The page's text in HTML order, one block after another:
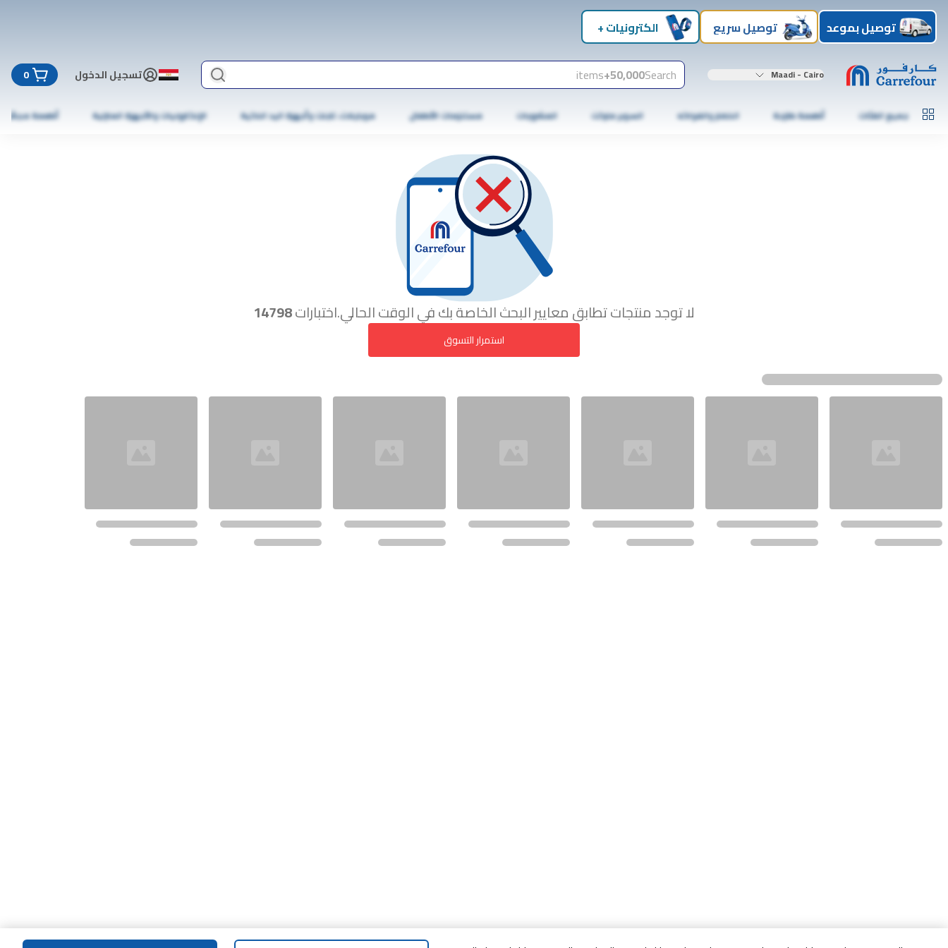
توصيل بموعد توصيل سريع الكترونيات +
Maadi - Cairo
Search
50,000+
items تسجيل الدخول 0
جميع الفئات أطعمة طازجة الخضار والفواكه السوبر ماركت المشروبات مستلزمات الأطفال موبايلات، تابلت وأجهزة اليد الذكية الإلكترونيات والأجهزة المنزلية أطعمة مجمّدة
لا توجد منتجات تطابق معايير البحث الخاصة بك في الوقت الحالي.اختبارات14798
استمرار التسوق